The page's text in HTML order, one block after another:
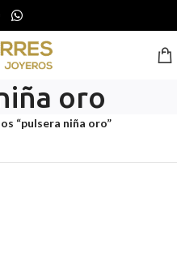
oro
“pulsera niña oro”